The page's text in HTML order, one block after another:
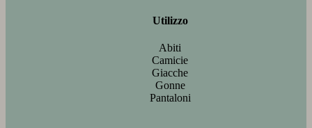
Utilizzo
Abiti
Camicie
Giacche
Gonne
Pantaloni